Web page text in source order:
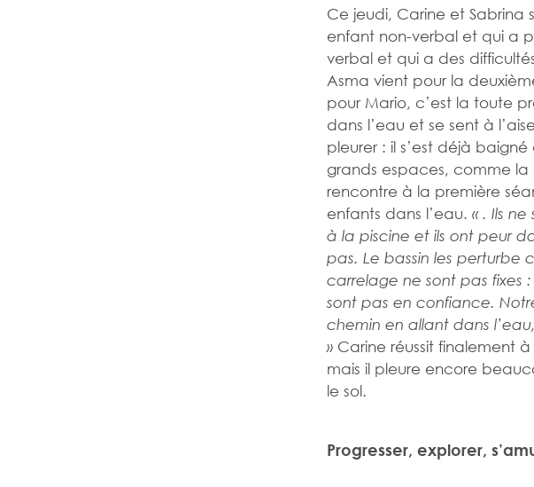
Ce jeudi, Carine et
enfant non-verbal et qui a
verbal et qui a des
Asma vient pour la
pour Mario, c’est la toute
dans l’eau et se sent à
pleurer : il s’est déjà
grands espaces, comme la
rencontre à la première
enfants dans l’eau. « . Ils
à la piscine et ils ont peur
pas. Le bassin les perturbe
carrelage ne sont pas fixes
sont pas en confiance.
chemin en allant dans
» Carine réussit finalement
mais il pleure encore
le sol.
Progresser, explorer,